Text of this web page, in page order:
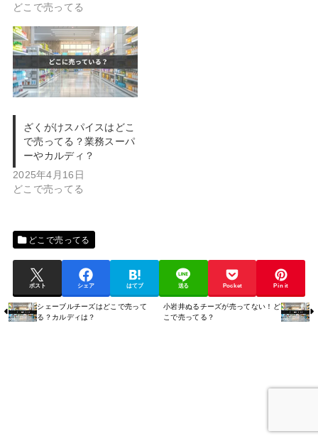
どこで売ってる
ざくがけスパイスはどこ
で売ってる？業務スーパ
ーやカルディ？
2025年4月16日
どこで売ってる
どこで売ってる
ポスト シェア はてブ 送る Pocket Pin it
シェーブルチーズはどこで売って
る？カルディは？
小岩井ぬるチーズが売ってない！ど
こで売ってる？